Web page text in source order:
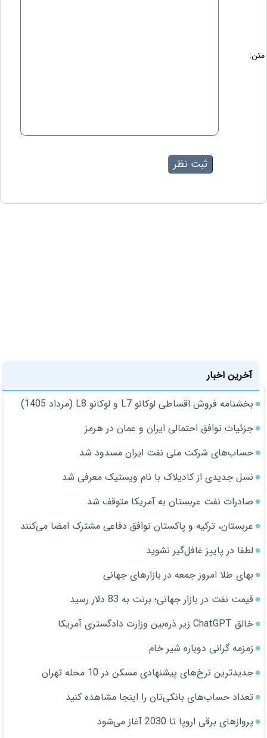
متن:
آخرین اخبار
بخشنامه فروش اقساطی لوکانو L7 و لوکانو L8 (مرداد 1405)
جزئیات توافق احتمالی ایران و عمان در هرمز
حساب‌های شرکت ملی نفت ایران مسدود شد
نسل جدیدی از کادیلاک با نام ویستیک معرفی شد
صادرات نفت عربستان به آمریکا متوقف شد
عربستان، ترکیه و پاکستان توافق دفاعی مشترک امضا می‌کنند
لطفا در پاییز غافل‌گیر نشوید
بهای طلا امروز جمعه در بازارهای جهانی
قیمت نفت در بازار جهانی؛ برنت به 83 دلار رسید
خالق ChatGPT زیر ذره‌بین وزارت دادگستری آمریکا
زمزمه گرانی دوباره شیر خام
جدیدترین نرخ‌های پیشنهادی مسکن در 10 محله تهران
تعداد حساب‌های بانکی‌تان را اینجا مشاهده کنید
پروازهای برقی اروپا تا 2030 آغاز می‌شود